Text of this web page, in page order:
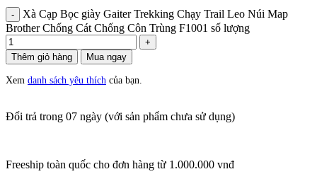
Xà Cạp Bọc giày Gaiter Trekking Chạy Trail Leo Núi Map
Brother Chống Cát Chống Côn Trùng F1001 số lượng
Thêm giỏ hàng Mua ngay
Xem danh sách yêu thích của bạn.
Đổi trả trong 07 ngày (với sản phẩm chưa sử dụng)
Freeship toàn quốc cho đơn hàng từ 1.000.000 vnđ